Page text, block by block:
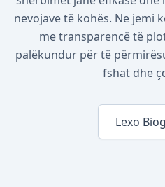
nevojave të kohës. Ne jemi
me transparencë të
palëkundur për të
fshat dhe
Lexo